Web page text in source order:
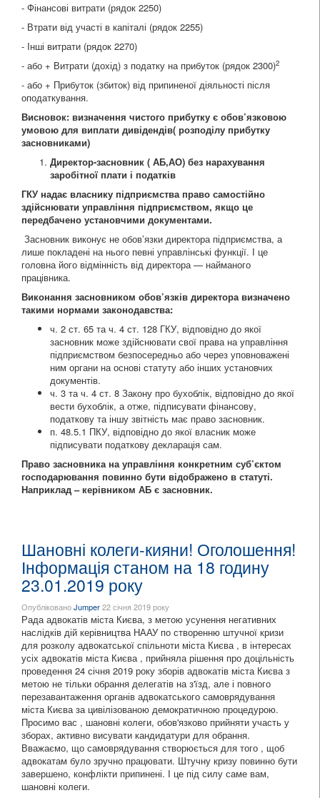
- Фінансові витрати (рядок 2250)
- Втрати від участі в капіталі (рядок 2255)
- Iнші витрати (рядок 2270)
- або + Витрати (дохід) з податку на прибуток (рядок 2300)2
- або + Прибуток (збиток) від припиненої діяльності після
оподаткування.
Висновок: визначення чистого прибутку є обов’язковою
умовою для виплати дивідендів( розподілу прибутку
засновниками)
Директор-засновник ( АБ,АО) без нарахування
заробітної плати і податків
ГКУ надає власнику підприємства право самостійно
здійснювати управління підприємством, якщо це
передбачено установчими документами.
Засновник виконує не обов’язки директора підприємства, а
лише покладені на нього певні управлінські функції. І це
головна його відмінність від директора — найманого
працівника.
Виконання засновником обов’язків директора визначено
такими нормами законодавства:
ч. 2 ст. 65 та ч. 4 ст. 128 ГКУ, відповідно до якої
засновник може здійснювати свої права на управління
підприємством безпосередньо або через уповноважені
ним органи на основі статуту або інших установчих
документів.
ч. 3 та ч. 4 ст. 8 Закону про бухоблік, відповідно до якої
вести бухоблік, а отже, підписувати фінансову,
податкову та іншу звітність має право засновник.
п. 48.5.1 ПКУ, відповідно до якої власник може
підписувати податкову декларація сам.
Право засновника на управління конкретним суб’єктом
господарювання повинно бути відображено в статуті.
Наприклад – керівником АБ є засновник.
Шановні колеги-кияни! Оголошення!
Інформація станом на 18 годину
23.01.2019 року
ОпублікованоJumper22 січня 2019 року
Рада адвокатів міста Києва, з метою усунення негативних
наслідків дій керівництва НААУ по створенню штучної кризи
для розколу адвокатської спільноти міста Києва , в інтересах
усіх адвокатів міста Києва , прийняла рішення про доцільність
проведення 24 січня 2019 року зборів адвокатів міста Києва з
метою не тільки обрання делегатів на з'їзд, але і повного
перезавантаження органів адвокатського самоврядування
міста Києва за цивілізованою демократичною процедурою.
Просимо вас , шановні колеги, обов'язково прийняти участь у
зборах, активно висувати кандидатури для обрання.
Вважаємо, що самоврядування створюється для того , щоб
адвокатам було зручно працювати. Штучну кризу повинно бути
завершено, конфлікти припинені. І це під силу саме вам,
шановні колеги.